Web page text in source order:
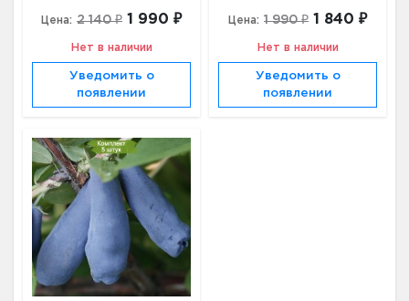
Цена: 2 140 ₽ 1 990 ₽
Нет в наличии
Уведомить о
появлении
Цена: 1 990 ₽ 1 840 ₽
Нет в наличии
Уведомить о
появлении